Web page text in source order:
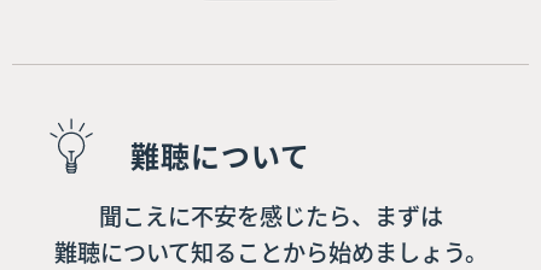
難聴について
聞こえに不安を感じたら、まずは
難聴について知ることから始めましょう。